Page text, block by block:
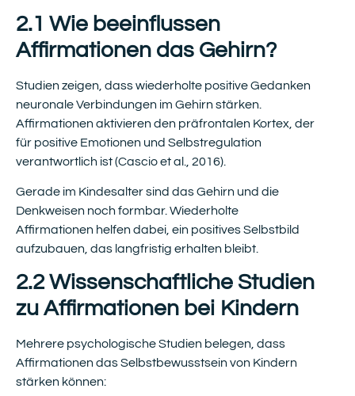
2.1 Wie beeinflussen
Affirmationen das Gehirn?
Studien zeigen, dass wiederholte positive Gedanken
neuronale Verbindungen im Gehirn stärken.
Affirmationen aktivieren den präfrontalen Kortex, der
für positive Emotionen und Selbstregulation
verantwortlich ist (Cascio et al., 2016).
Gerade im Kindesalter sind das Gehirn und die
Denkweisen noch formbar. Wiederholte
Affirmationen helfen dabei, ein positives Selbstbild
aufzubauen, das langfristig erhalten bleibt.
2.2 Wissenschaftliche Studien
zu Affirmationen bei Kindern
Mehrere psychologische Studien belegen, dass
Affirmationen das Selbstbewusstsein von Kindern
stärken können: